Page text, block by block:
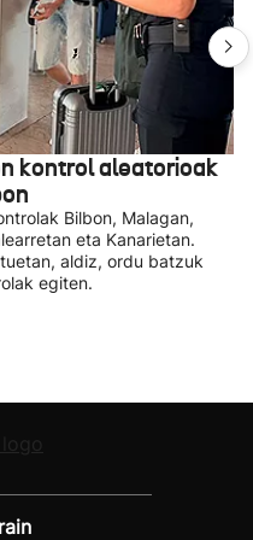
kontrol aleatorioak
Bilbon, Malagan,
eta Kanarietan.
aldiz, ordu batzuk
egiten.